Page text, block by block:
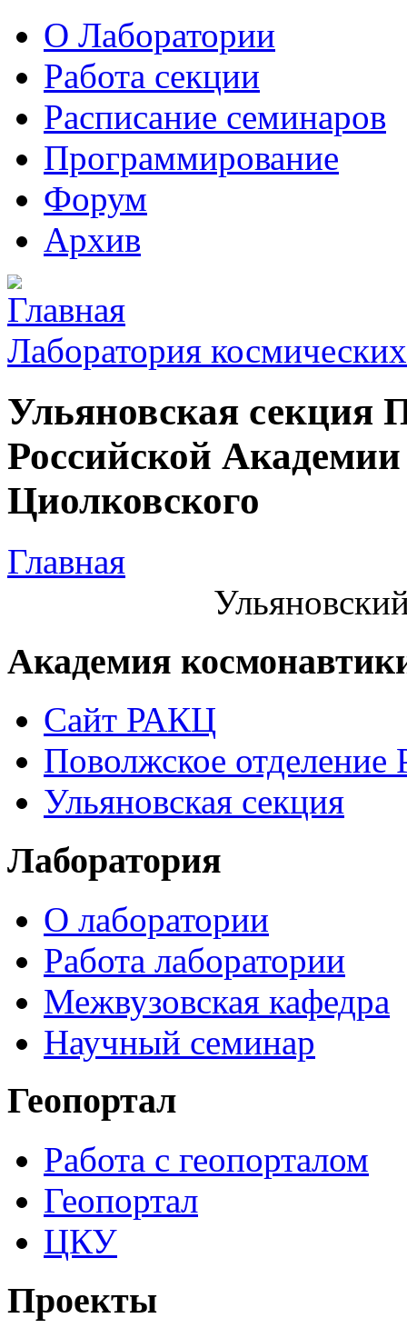
О Лаборатории
Работа секции
Расписание семинаров
Программирование
Форум
Архив
Лаборатория
Ульяновская секция
Российской
Циолковского
Главная
Академия
Сайт РАКЦ
Поволжское
Ульяновская секция
Лаборатория
О лаборатории
Работа лаборатории
Межвузовская кафедра
Научный семинар
Геопортал
Работа с геопорталом
Геопортал
ЦКУ
Проекты